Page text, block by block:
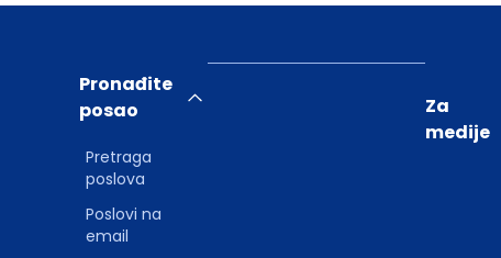
Pronađite
posao
Pretraga
poslova
Poslovi na
email
Za
medije